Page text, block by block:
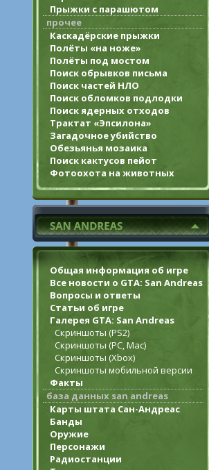
Прыжки с парашютом
прочее
Каскадёрские прыжки
Полёты «на ноже»
Полёты под мостом
Поиск обрывков письма
Поиск частей НЛО
Поиск обломков подлодки
Поиск ядерных отходов
Трактат «Эпсилона»
Загадочное убийство
Обезьянья мозаика
Поиск кактусов пейот
Фотоохота на животных
Общая информация об игре
Все новости о GTA: San Andreas
Вопросы и ответы
Статьи об игре
Галерея GTA: San Andreas
Скриншоты (PS2)
Скриншоты (PC, Mac)
Скриншоты (Xbox)
Скриншоты мобильной версии
Факты
база данных san andreas
Карты штата Сан-Андреас
Банды
Оружие
Персонажи
Радиостанции